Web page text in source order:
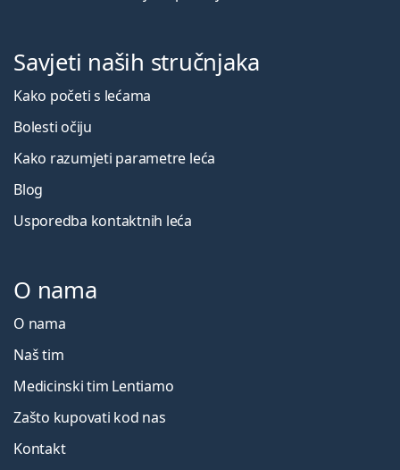
Savjeti naših stručnjaka
Kako početi s lećama
Bolesti očiju
Kako razumjeti parametre leća
Blog
Usporedba kontaktnih leća
O nama
O nama
Naš tim
Medicinski tim Lentiamo
Zašto kupovati kod nas
Kontakt